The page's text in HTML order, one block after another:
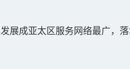
展成亚太区服务网络最广，